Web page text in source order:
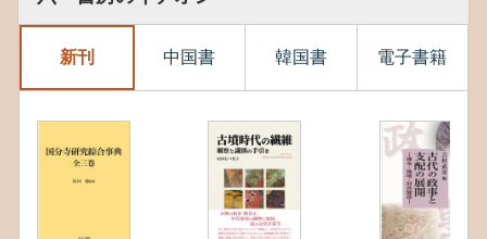
新刊 中国書 韓国書 電子書籍